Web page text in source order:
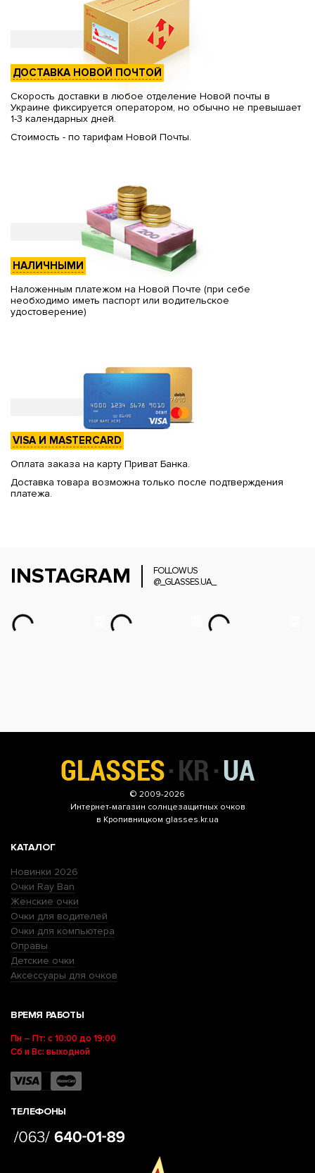
ДОСТАВКА НОВОЙ ПОЧТОЙ
Скорость доставки в любое отделение Новой почты в
Украине фиксируется оператором, но обычно не превышает
1-3 календарных дней.
Стоимость - по тарифам Новой Почты.
НАЛИЧНЫМИ
Наложенным платежом на Новой Почте (при себе
необходимо иметь паспорт или водительское
удостоверение)
VISA И MASTERCARD
Оплата заказа на карту Приват Банка.
Доставка товара возможна только после подтверждения
платежа.
INSTAGRAM
FOLLOW US
@_GLASSES.UA_
© 2009-2026
Интернет-магазин солнцезащитных очков
в Кропивницком glasses.kr.ua
КАТАЛОГ
Новинки 2026
Очки Ray Ban
Женские очки
Очки для водителей
Очки для компьютера
Оправы
Детские очки
Аксессуары для очков
ВРЕМЯ РАБОТЫ
Пн – Пт: с 10:00 до 19:00
Сб и Вс: выходной
ТЕЛЕФОНЫ